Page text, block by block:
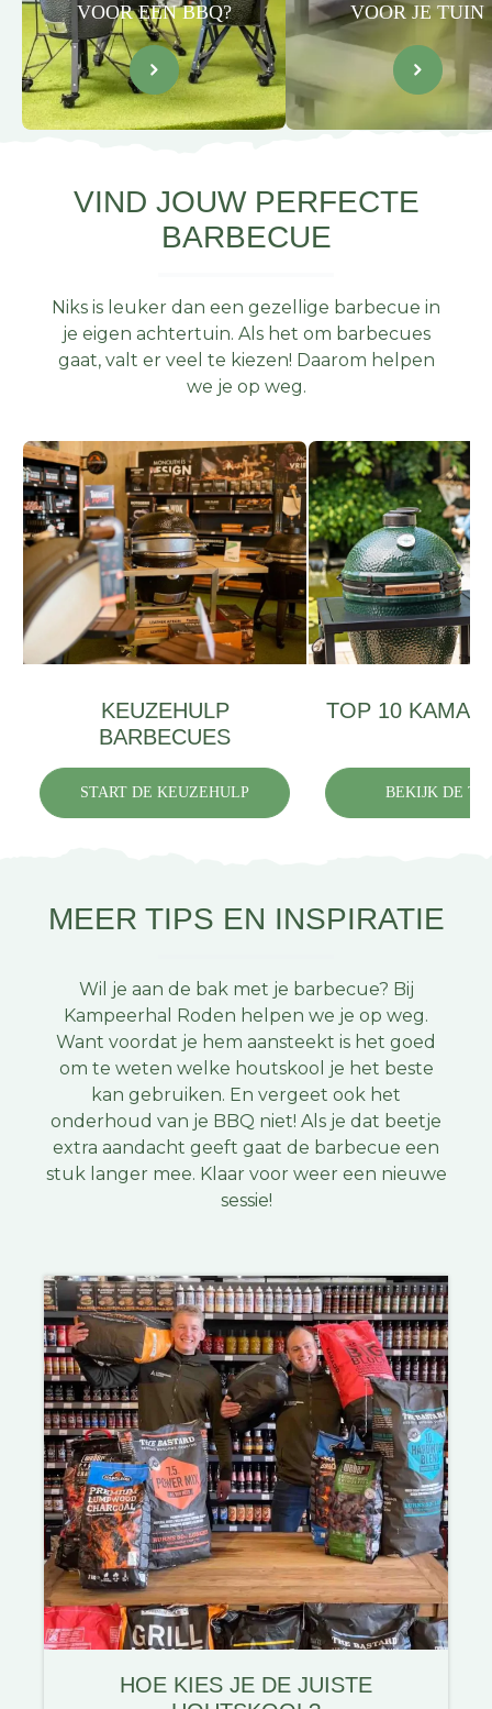
VOOR EEN BBQ?
VOOR JE TUIN
VIND JOUW PERFECTE
BARBECUE
Niks is leuker dan een gezellige barbecue in
je eigen achtertuin. Als het om barbecues
gaat, valt er veel te kiezen! Daarom helpen
we je op weg.
KEUZEHULP
BARBECUES
START DE KEUZEHULP
TOP 10
BEKIJK DE
MEER TIPS EN INSPIRATIE
Wil je aan de bak met je barbecue? Bij
Kampeerhal Roden helpen we je op weg.
Want voordat je hem aansteekt is het goed
om te weten welke houtskool je het beste
kan gebruiken. En vergeet ook het
onderhoud van je BBQ niet! Als je dat beetje
extra aandacht geeft gaat de barbecue een
stuk langer mee. Klaar voor weer een nieuwe
sessie!
HOE KIES JE DE JUISTE